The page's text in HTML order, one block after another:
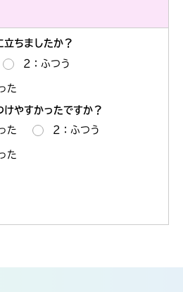
立ちましたか？
2：ふつう
た
けやすかったですか？
た 2：ふつう
た